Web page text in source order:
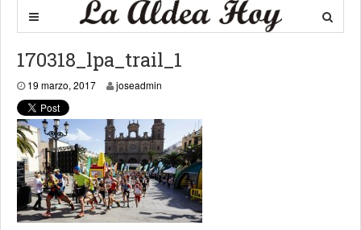
170318_lpa_trail_1
19 marzo, 201719 marzo, 2017
joseadmin